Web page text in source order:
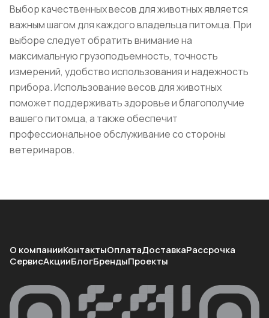
Выбор качественных весов для животных является
важным шагом для каждого владельца питомца. При
выборе следует обратить внимание на
максимальную грузоподъемность, точность
измерений, удобство использования и надежность
прибора. Использование весов для животных
поможет поддерживать здоровье и благополучие
вашего питомца, а также обеспечит
профессиональное обслуживание со стороны
ветеринаров.
О компанииКонтактыОплатаДоставкаРассрочка
СервисАкцииБлогБрендыПроекты